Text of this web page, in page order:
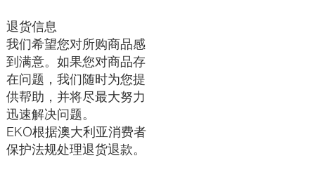
退货信息
我们希望您对所购商品感
到满意。如果您对商品存
在问题，我们随时为您提
供帮助，并将尽最大努力
迅速解决问题。
EKO根据澳大利亚消费者
保护法规处理退货退款。